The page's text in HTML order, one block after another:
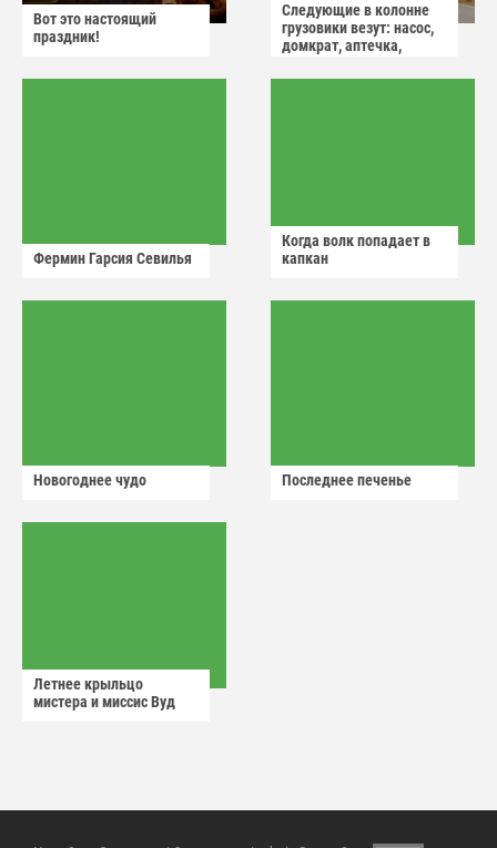
Вот это настоящий
праздник!
Следующие в колонне
грузовики везут: насос,
домкрат, аптечка,
Фермин Гарсия Севилья
Когда волк попадает в
капкан
Новогоднее чудо Последнее печенье
Летнее крыльцо
мистера и миссис Вуд